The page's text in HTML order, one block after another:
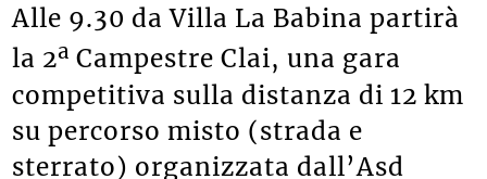
Alle 9.30 da Villa La Babina partirà
la 2a Campestre Clai, una gara
competitiva sulla distanza di 12 km
su percorso misto (strada e
sterrato) organizzata dall’Asd